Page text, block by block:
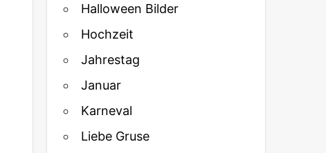
Halloween Bilder
Hochzeit
Jahrestag
Januar
Karneval
Liebe Gruse